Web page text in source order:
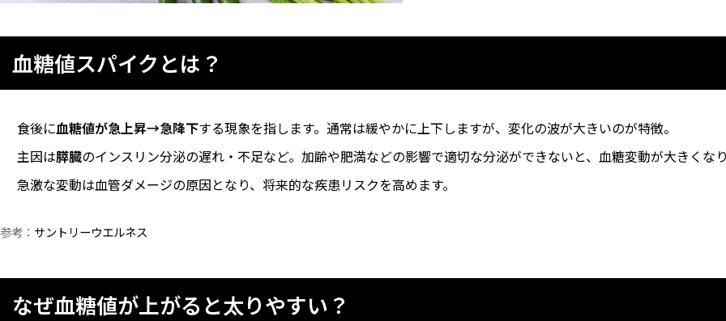
血糖値スパイクとは？
食後に血糖値が急上昇→急降下する現象を指します。通常は緩やかに上下しますが、変化の波が大きいのが特徴。
主因は膵臓のインスリン分泌の遅れ・不足など。加齢や肥満などの影響で適切な分泌ができないと、血糖変動が大きくな
急激な変動は血管ダメージの原因となり、将来的な疾患リスクを高めます。
参考： サントリーウエルネス
なぜ血糖値が上がると太りやすい？